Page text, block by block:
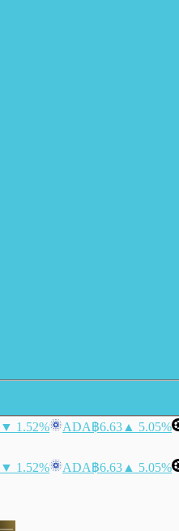
▼ 1.52% ADA฿6.63 ▲ 5.05%
▼ 1.52% ADA฿6.63 ▲ 5.05%